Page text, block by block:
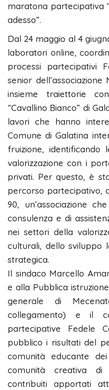
maratona partecipativa
adesso”.
Dal 24 maggio al 4
laboratori online,
processi partecipativi
senior
insieme traiettorie
“Cavallino Bianco” di
lavori che hanno
Comune di Galatina
fruizione,
valorizzazione con i
privati. Per questo, è
percorso partecipativo,
90, un’associazione
consulenza e di
nei settori della
culturali, dello sviluppo
strategica.
Il sindaco Marcello
e alla Pubblica
generale di
collegamento) e il
partecipative Fedele
pubblico i risultati del
comunità educante
comunità creativa
contribuiti apportati